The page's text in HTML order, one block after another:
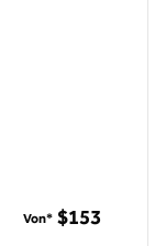
Von* $153